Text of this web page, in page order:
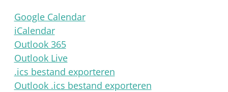
Google Calendar
iCalendar
Outlook 365
Outlook Live
.ics bestand exporteren
Outlook .ics bestand exporteren